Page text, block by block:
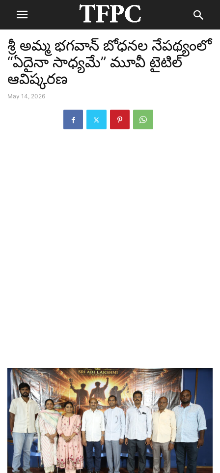
శ్రీ అమ్మ భగవాన్ బోధనల నేపథ్యంలో
“ఏదైనా సాధ్యమే” మూవీ టైటిల్
ఆవిష్కరణ
May 14, 2026